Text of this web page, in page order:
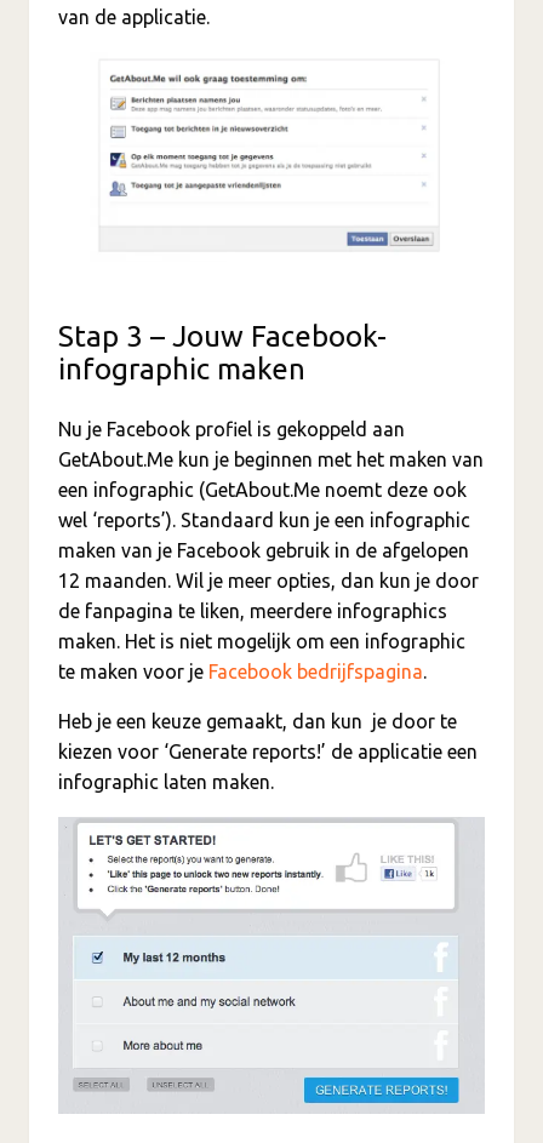
van de applicatie.
Stap 3 – Jouw Facebook-
infographic maken
Nu je Facebook profiel is gekoppeld aan
GetAbout.Me kun je beginnen met het maken van
een infographic (GetAbout.Me noemt deze ook
wel ‘reports’). Standaard kun je een infographic
maken van je Facebook gebruik in de afgelopen
12 maanden. Wil je meer opties, dan kun je door
de fanpagina te liken, meerdere infographics
maken. Het is niet mogelijk om een infographic
te maken voor je Facebook bedrijfspagina.
Heb je een keuze gemaakt, dan kun je door te
kiezen voor ‘Generate reports!’ de applicatie een
infographic laten maken.